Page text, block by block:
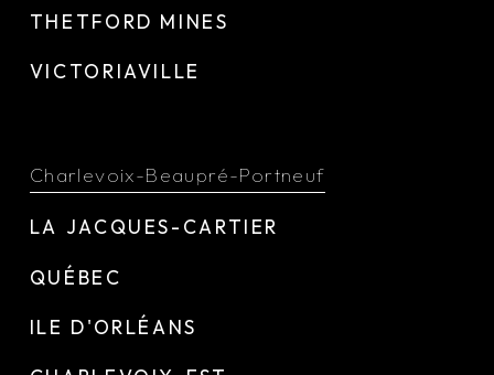
THETFORD MINES
VICTORIAVILLE
Charlevoix-Beaupré-Portneuf
LA JACQUES-CARTIER
QUÉBEC
ILE D'ORLÉANS